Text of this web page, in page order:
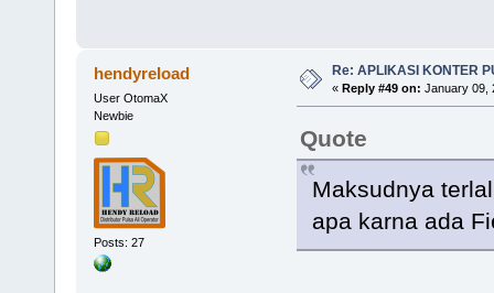
hendyreload
User OtomaX
Newbie
Posts: 27
Re: APLIKASI KONTER
« Reply #49 on: January 09,
Quote
Maksudnya
apa karna ada